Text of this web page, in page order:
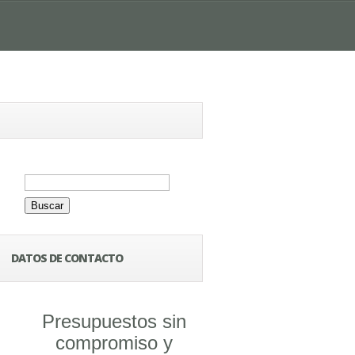
Buscar:
DATOS DE CONTACTO
Presupuestos sin
compromiso y